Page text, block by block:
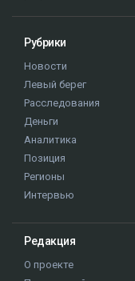
Рубрики
Новости
Левый берег
Расследования
Деньги
Аналитика
Позиция
Регионы
Интервью
Редакция
О проекте